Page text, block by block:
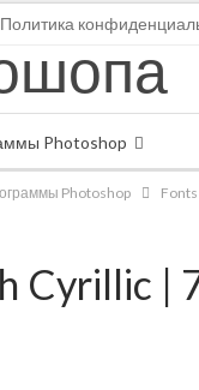
Политика
Photoshop
Photoshop
Cyrillic |